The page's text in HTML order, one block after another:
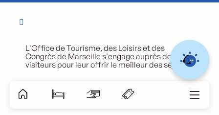
L'Office de Tourisme, des Loisirs et des
Congrès de Marseille s'engage auprès de ses
visiteurs pour leur offrir le meilleur des séjours.